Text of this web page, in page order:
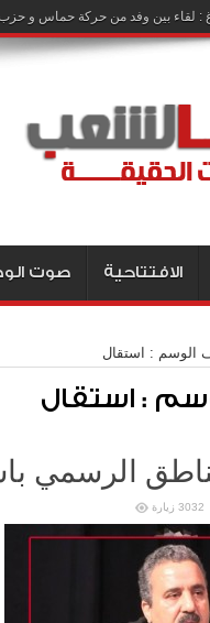
: لقاء بين وفد من حركة حماس و
الافتتاحية صوت
الوسم : استقال
: استقال
الرسمي
3032 زيارة